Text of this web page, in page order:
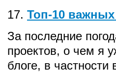
17. Топ-10
За последние
проектов, о чем я
блоге, в